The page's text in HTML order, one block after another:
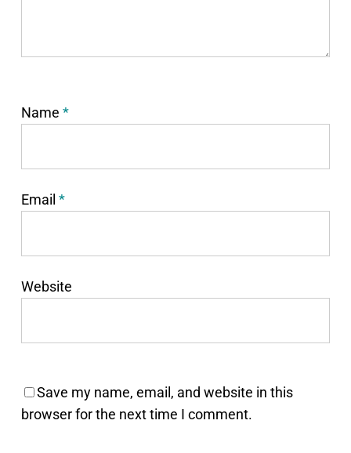
Name *
Email *
Website
Save my name, email, and website in this
browser for the next time I comment.